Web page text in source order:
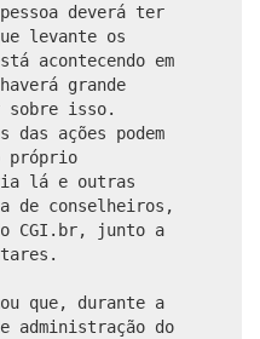
deverá ter
levante os
acontecendo em
grande
sobre isso.
das ações podem
próprio
lá e outras
de conselheiros,
CGI.br, junto a
que, durante a
administração do